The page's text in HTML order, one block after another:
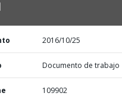
2016/10/25
Documento de trabajo
109902